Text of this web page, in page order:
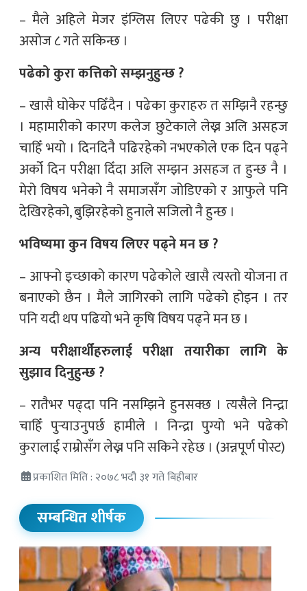
– मैले अहिले मेजर इंग्लिस लिएर पढेकी छु । परीक्षा
असोज ८ गते सकिन्छ ।
पढेको कुरा कत्तिको सम्झनुहुन्छ ?
– खासै घोकेर पढिँदैन । पढेका कुराहरु त सम्झिनै रहन्छु
। महामारीको कारण कलेज छुटेकाले लेख्न अलि असहज
चाहिँ भयो । दिनदिनै पढिरहेको नभएकोले एक दिन पढ्ने
अर्को दिन परीक्षा दिँदा अलि सम्झन असहज त हुन्छ नै ।
मेरो विषय भनेको नै समाजसँग जोडिएको र आफुले पनि
देखिरहेको, बुझिरहेको हुनाले सजिलो नै हुन्छ ।
भविष्यमा कुन विषय लिएर पढ्ने मन छ ?
– आफ्नो इच्छाको कारण पढेकोले खासै त्यस्तो योजना त
बनाएको छैन । मैले जागिरको लागि पढेको होइन । तर
पनि यदी थप पढियो भने कृषि विषय पढ्ने मन छ ।
अन्य परीक्षार्थीहरुलाई परीक्षा तयारीका लागि के
सुझाव दिनुहुन्छ ?
– रातैभर पढ्दा पनि नसम्झिने हुनसक्छ । त्यसैले निन्द्रा
चाहिँ पुर्‍याउनुपर्छ हामीले । निन्द्रा पुग्यो भने पढेको
कुरालाई राम्रोसँग लेख्न पनि सकिने रहेछ । (अन्नपूर्ण पोस्ट)
प्रकाशित मिति : २०७८ भदौ ३१ गते बिहीबार
सम्बन्धित शीर्षक